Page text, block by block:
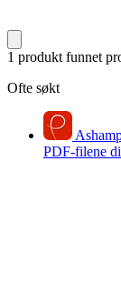
1 produkt funnet
Ofte søkt
PDF-filene